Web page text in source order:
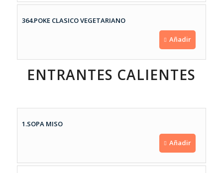
364.POKE CLASICO VEGETARIANO
Añadir
ENTRANTES CALIENTES
1.SOPA MISO
Añadir